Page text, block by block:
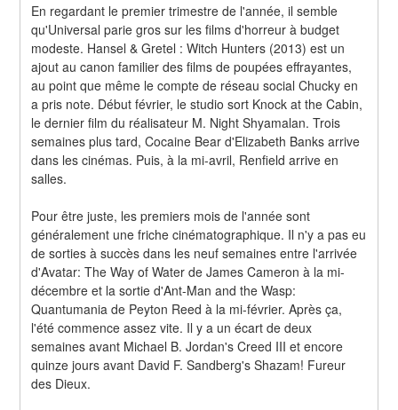
En regardant le premier trimestre de l'année, il semble
qu'Universal parie gros sur les films d'horreur à budget
modeste. Hansel & Gretel : Witch Hunters (2013) est un
ajout au canon familier des films de poupées effrayantes,
au point que même le compte de réseau social Chucky en
a pris note. Début février, le studio sort Knock at the Cabin,
le dernier film du réalisateur M. Night Shyamalan. Trois
semaines plus tard, Cocaine Bear d'Elizabeth Banks arrive
dans les cinémas. Puis, à la mi-avril, Renfield arrive en
salles.
Pour être juste, les premiers mois de l'année sont
généralement une friche cinématographique. Il n'y a pas eu
de sorties à succès dans les neuf semaines entre l'arrivée
d'Avatar: The Way of Water de James Cameron à la mi-
décembre et la sortie d'Ant-Man and the Wasp:
Quantumania de Peyton Reed à la mi-février. Après ça,
l'été commence assez vite. Il y a un écart de deux
semaines avant Michael B. Jordan's Creed III et encore
quinze jours avant David F. Sandberg's Shazam! Fureur
des Dieux.